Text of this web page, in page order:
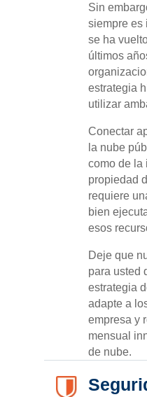
Sin
siempre es
se ha
últimos
estrategia
utilizar
Conectar
la nube
como de la
propiedad
requiere
bien
esos
Deje que
para usted
estrategia
adapte a
empresa y
mensual
de nube.